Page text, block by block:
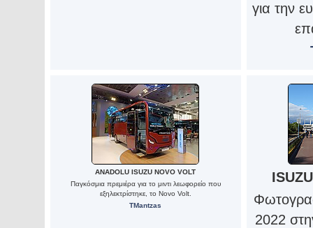
για την
ANADOLU ISUZU NOVO VOLT
Παγκόσμια πρεμιέρα για το μιντι λεωφορείο που
εξηλεκτρίστηκε, το Novo Volt.
TMantzas
2022